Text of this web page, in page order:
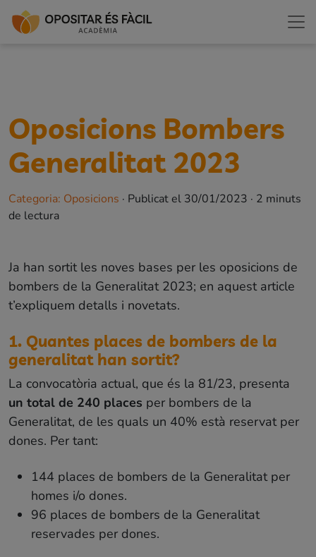
Oposicions Bombers
Generalitat 2023
Categoria: Oposicions · Publicat el 30/01/2023 · 2 minuts
de lectura
Ja han sortit les noves bases per les oposicions de
bombers de la Generalitat 2023; en aquest article
t’expliquem detalls i novetats.
1. Quantes places de bombers de la
generalitat han sortit?
La convocatòria actual, que és la 81/23, presenta
un total de 240 places per bombers de la
Generalitat, de les quals un 40% està reservat per
dones. Per tant:
144 places de bombers de la Generalitat per
homes i/o dones.
96 places de bombers de la Generalitat
reservades per dones.